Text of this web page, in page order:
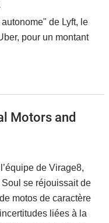
de Lyft, le
pour un montant
Motors and
de Virage8,
se réjouissait de
motos de caractère
liées à la